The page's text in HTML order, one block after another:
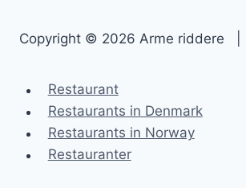
Copyright © 2026 Arme riddere |
Restaurant
Restaurants in Denmark
Restaurants in Norway
Restauranter